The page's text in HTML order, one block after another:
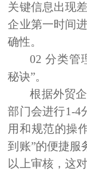
关键信息出现
企业第一时间
确性。
02分类管
秘诀”。
根据外贸
部门会进行1-4
用和规范的操
到账”的便捷服
以上审核，这